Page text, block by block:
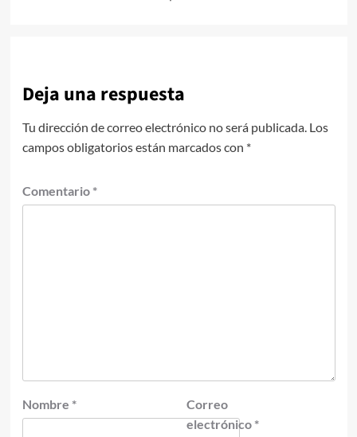
Deja una respuesta
Tu dirección de correo electrónico no será publicada. Los
campos obligatorios están marcados con *
Comentario *
Nombre *
Correo
electrónico *